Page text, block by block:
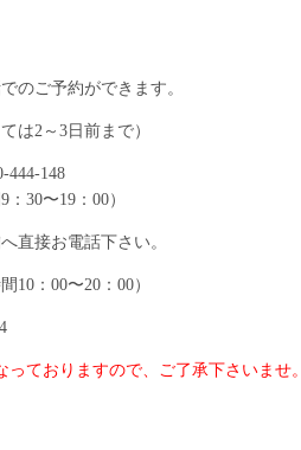
のご予約ができます。
は2～3日前まで）
444-148
30〜19：00）
直接お電話下さい。
10：00〜20：00）
ておりますので、ご了承下さいませ。